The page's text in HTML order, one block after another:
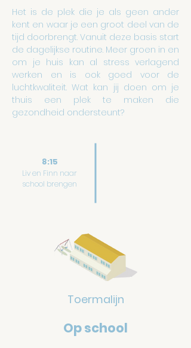
Het is de plek die je als geen ander
kent en waar je een groot deel van de
tijd doorbrengt. Vanuit deze basis start
de dagelijkse routine. Meer groen in en
om je huis kan al stress verlagend
werken en is ook goed voor de
luchtkwaliteit. Wat kan jij doen om je
thuis een plek te maken die
gezondheid ondersteunt?
8:15
Liv en Finn naar
school brengen
Toermalijn
Op school